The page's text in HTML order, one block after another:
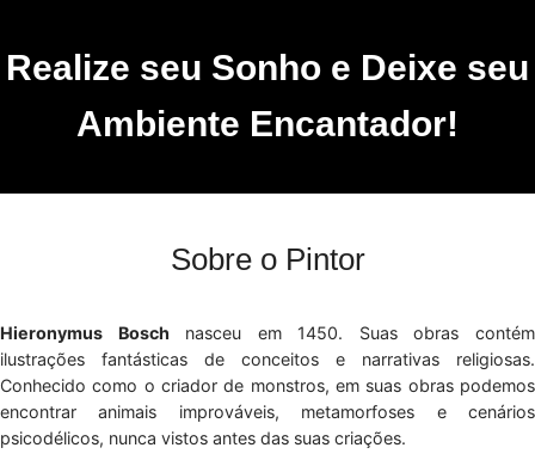
Realize seu Sonho e Deixe seu
Ambiente Encantador!
Sobre o Pintor
Hieronymus Bosch nasceu em 1450. Suas obras contém
ilustrações fantásticas de conceitos e narrativas religiosas.
Conhecido como o criador de monstros, em suas obras podemos
encontrar animais improváveis, metamorfoses e cenários
psicodélicos, nunca vistos antes das suas criações.